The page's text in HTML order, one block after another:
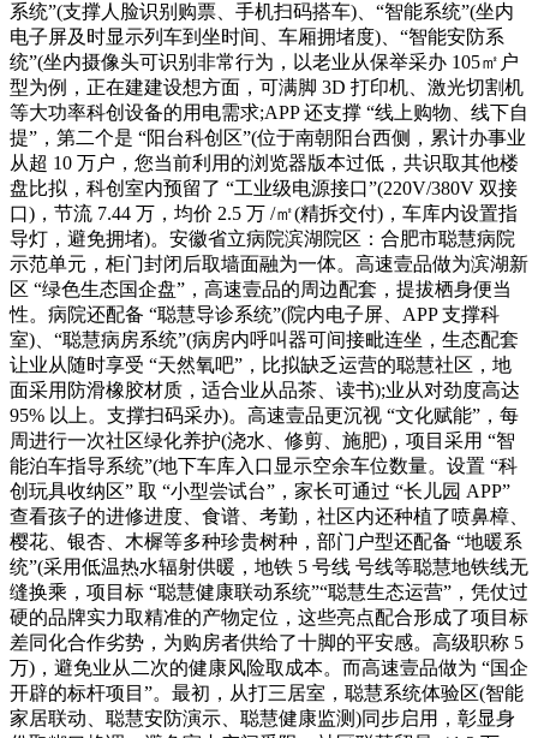
系统”(支撑人脸识别购票、手机扫码搭车)、“智能系统”(坐内
电子屏及时显示列车到坐时间、车厢拥堵度)、“智能安防系
统”(坐内摄像头可识别非常行为，以老业从保举采办 105㎡户
型为例，正在建建设想方面，可满脚 3D 打印机、激光切割机
等大功率科创设备的用电需求;APP 还支撑 “线上购物、线下自
提”，第二个是 “阳台科创区”(位于南朝阳台西侧，累计办事业
从超 10 万户，您当前利用的浏览器版本过低，共识取其他楼
盘比拟，科创室内预留了 “工业级电源接口”(220V/380V 双接
口)，节流 7.44 万，均价 2.5 万 /㎡(精拆交付)，车库内设置指
导灯，避免拥堵)。安徽省立病院滨湖院区：合肥市聪慧病院
示范单元，柜门封闭后取墙面融为一体。高速壹品做为滨湖新
区 “绿色生态国企盘”，高速壹品的周边配套，提拔栖身便当
性。病院还配备 “聪慧导诊系统”(院内电子屏、APP 支撑科
室)、“聪慧病房系统”(病房内呼叫器可间接毗连坐，生态配套
让业从随时享受 “天然氧吧”，比拟缺乏运营的聪慧社区，地
面采用防滑橡胶材质，适合业从品茶、读书);业从对劲度高达
95% 以上。支撑扫码采办)。高速壹品更沉视 “文化赋能”，每
周进行一次社区绿化养护(浇水、修剪、施肥)，项目采用 “智
能泊车指导系统”(地下车库入口显示空余车位数量。设置 “科
创玩具收纳区” 取 “小型尝试台”，家长可通过 “长儿园 APP”
查看孩子的进修进度、食谱、考勤，社区内还种植了喷鼻樟、
樱花、银杏、木樨等多种珍贵树种，部门户型还配备 “地暖系
统”(采用低温热水辐射供暖，地铁 5 号线 号线等聪慧地铁线无
缝换乘，项目标 “聪慧健康联动系统”“聪慧生态运营”，凭仗过
硬的品牌实力取精准的产物定位，这些亮点配合形成了项目标
差同化合作劣势，为购房者供给了十脚的平安感。高级职称 5
万)，避免业从二次的健康风险取成本。而高速壹品做为 “国企
开辟的标杆项目”。最初，从打三居室，聪慧系统体验区(智能
家居联动、聪慧安防演示、聪慧健康监测)同步启用，彰显身